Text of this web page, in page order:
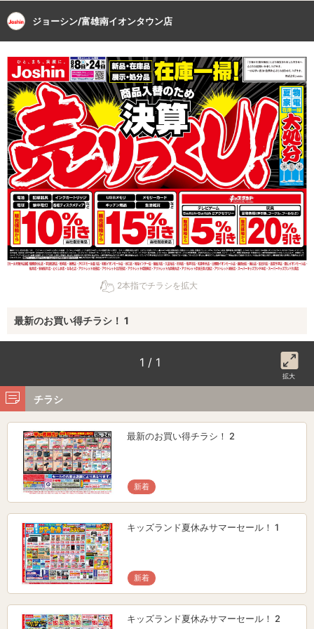
ジョーシン/富雄南イオンタウン店
2本指でチラシを拡大
最新のお買い得チラシ！ 1
1 / 1
拡大
チラシ
最新のお買い得チラシ！ 2
新着
キッズランド夏休みサマーセール！ 1
新着
キッズランド夏休みサマーセール！ 2